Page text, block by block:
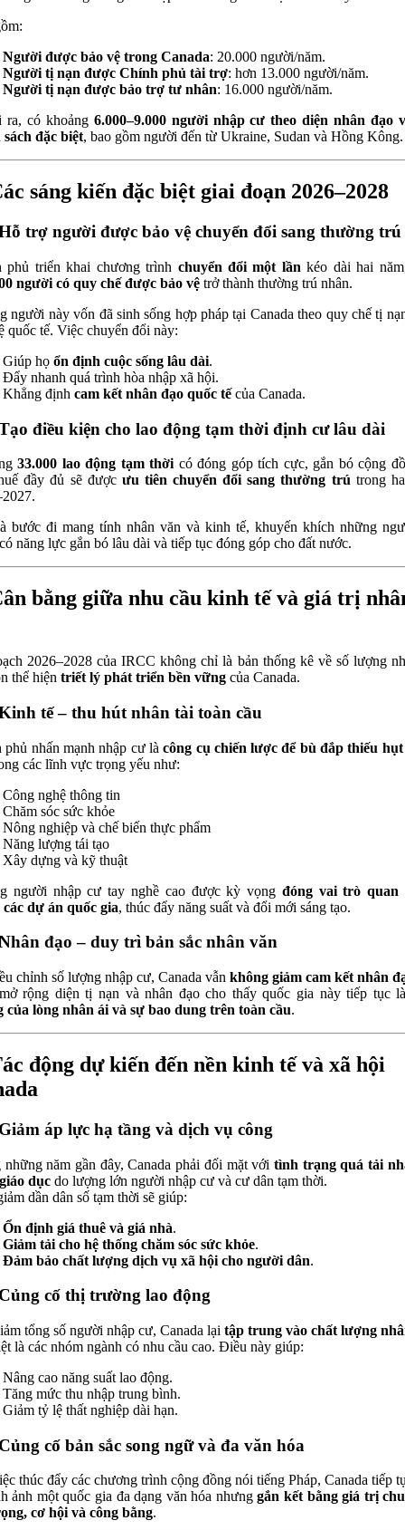
Người được bảo vệ trong Canada: 20.000 người/năm.
Người tị nạn được Chính phủ tài trợ: hơn 13.000 người/năm.
Người tị nạn được bảo trợ tư nhân: 16.000 người/năm.
ra, có khoảng 6.000–9.000 người nhập cư theo diện nhân đạo
đặc biệt, bao gồm người đến từ Ukraine, Sudan và Hồng Kông.
sáng kiến đặc biệt giai đoạn 2026–2028
trợ người được bảo vệ chuyển đổi sang thường trú
phủ triển khai chương trình chuyển đổi một lần kéo dài hai
người có quy chế được bảo vệ trở thành thường trú nhân.
người này vốn đã sinh sống hợp pháp tại Canada theo quy chế tị
quốc tế. Việc chuyển đổi này:
Giúp họ ổn định cuộc sống lâu dài.
Đẩy nhanh quá trình hòa nhập xã hội.
Khẳng định cam kết nhân đạo quốc tếcủa Canada.
điều kiện cho lao động tạm thời định cư lâu dài
33.000 lao động tạm thời có đóng góp tích cực, gắn bó cộng
đầy đủ sẽ được ưu tiên chuyển đổi sang thường trú trong
bước đi mang tính nhân văn và kinh tế, khuyến khích những
năng lực gắn bó lâu dài và tiếp tục đóng góp cho đất nước.
bằng giữa nhu cầu kinh tế và giá trị
2026–2028 của IRCC không chỉ là bản thống kê về số lượng
thể hiện triết lý phát triển bền vững của Canada.
tế – thu hút nhân tài toàn cầu
phủ nhấn mạnh nhập cư làcông cụ chiến lược để bù đắp thiếu
các lĩnh vực trọng yếu như:
Công nghệ thông tin
Chăm sóc sức khỏe
Nông nghiệp và chế biến thực phẩm
Năng lượng tái tạo
Xây dựng và kỹ thuật
người nhập cư tay nghề cao được kỳ vọng đóng vai trò quan
dự án quốc gia, thúc đẩy năng suất và đổi mới sáng tạo.
đạo – duy trì bản sắc nhân văn
chỉnh số lượng nhập cư, Canada vẫn không giảm cam kết nhân
rộng diện tị nạn và nhân đạo cho thấy quốc gia này tiếp tục
của lòng nhân ái và sự bao dung trên toàn cầu.
động dự kiến đến nền kinh tế và xã hội
áp lực hạ tầng và dịch vụ công
những năm gần đây, Canada phải đối mặt với tình trạng quá tải
dục do lượng lớn người nhập cư và cư dân tạm thời.
dần dân số tạm thời sẽ giúp:
Ổn định giá thuê và giá nhà.
Giảm tải cho hệ thống chăm sóc sức khỏe.
Đảm bảo chất lượng dịch vụ xã hội cho người dân.
cố thị trường lao động
tổng số người nhập cư, Canada lại tập trung vào chất lượng
là các nhóm ngành có nhu cầu cao. Điều này giúp:
Nâng cao năng suất lao động.
Tăng mức thu nhập trung bình.
Giảm tỷ lệ thất nghiệp dài hạn.
cố bản sắc song ngữ và đa văn hóa
thúc đẩy các chương trình cộng đồng nói tiếng Pháp, Canada tiếp
ảnh một quốc gia đa dạng văn hóa nhưnggắn kết bằng giá trị
cơ hội và công bằng.